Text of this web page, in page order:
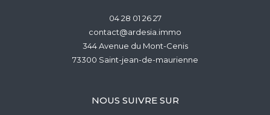
04 28 01 26 27
contact@ardesia.immo
344 Avenue du Mont-Cenis
73300
saint-jean-de-maurienne
NOUS SUIVRE SUR